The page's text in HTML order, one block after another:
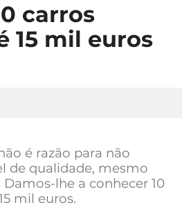
carros
15 mil euros
é razão para não
de qualidade, mesmo
lhe a conhecer 10
mil euros.